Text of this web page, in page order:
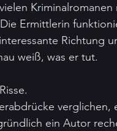
Ermittlerin
Richtung
weiß, was er tut.
verglichen,
ein Autor